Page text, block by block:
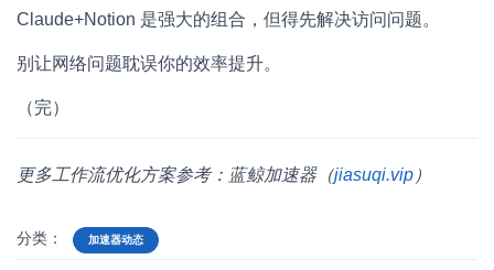
Claude+Notion 是强大的组合，但得先解决访问问题。
别让网络问题耽误你的效率提升。
（完）
更多工作流优化方案参考：蓝鲸加速器（jiasuqi.vip ）
分类： 加速器动态